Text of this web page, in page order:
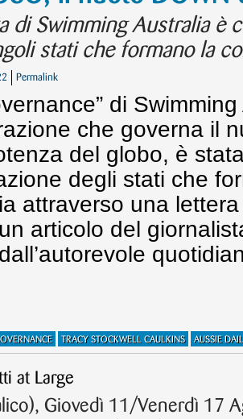
di Swimming Australia è
stati che formano la
Permalink
di
che governa il
del globo, è
degli stati che
attraverso una
articolo del
TRACY STOCKWELL CAULKINS AUSSIE
at Large
Giovedì 11/Venerdì 17